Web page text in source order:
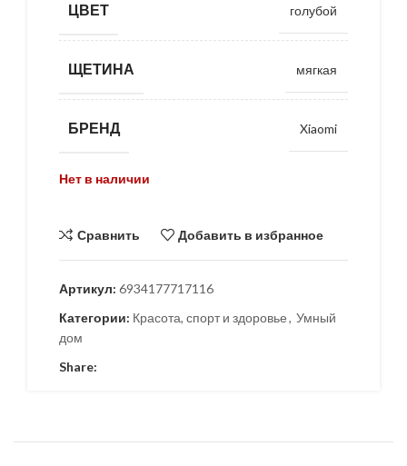
ЦВЕТ голубой
ЩЕТИНА мягкая
БРЕНД Xiaomi
Нет в наличии
Сравнить Добавить в избранное
Артикул: 6934177717116
Категории: Красота, спорт и здоровье, Умный
дом
Share: